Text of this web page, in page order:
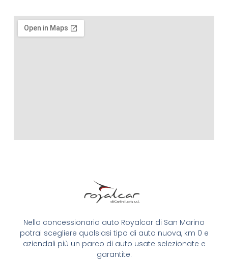
Nella concessionaria auto Royalcar di San Marino
potrai scegliere qualsiasi tipo di auto nuova, km 0 e
aziendali più un parco di auto usate selezionate e
garantite.